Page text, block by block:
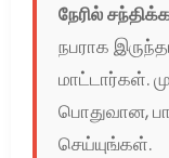
நேரில்
நபராக
மாட்டார்கள்.
பொதுவான,
செய்யுங்கள்.